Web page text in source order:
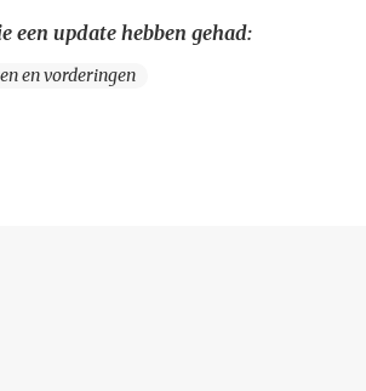
een update hebben gehad:
en vorderingen